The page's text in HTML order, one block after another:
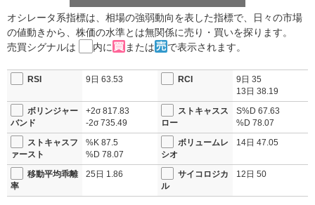
オシレータ系指標は、相場の強弱動向を表した指標で、日々の市場
の値動きから、株価の水準とは無関係に売り・買いを探ります。
売買シグナルは
内に または で表示されます。
RSI 9日 63.53 RCI 9日 35
13日 38.19
ボリンジャー
バンド
+2σ817.83
-2σ735.49
ストキャスス
ロー
S%D 67.63
%D 78.07
ストキャスフ
ァースト
%K 87.5
%D 78.07
ボリュームレ
シオ
14日 47.05
移動平均乖離
率
25日 1.86
サイコロジカ
ル
12日 50